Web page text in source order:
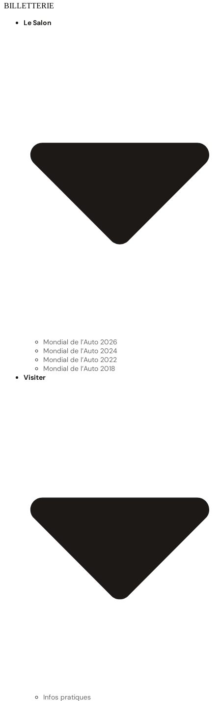
BILLETTERIE
Le Salon
Mondial de l’Auto 2026
Mondial de l’Auto 2024
Mondial de l’Auto 2022
Mondial de l’Auto 2018
Visiter
Infos pratiques